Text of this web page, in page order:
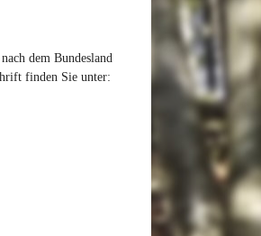
dem Bundesland
finden Sie unter: